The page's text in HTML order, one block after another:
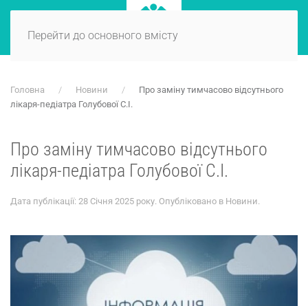
Перейти до основного вмісту
Головна Новини
Про заміну тимчасово відсутнього
лікаря-педіатра Голубової С.І.
Про заміну тимчасово відсутнього
лікаря-педіатра Голубової С.І.
Дата публікації: 28 Січня 2025 року. Опубліковано в Новини.